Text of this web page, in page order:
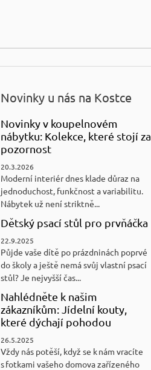
Novinky u nás na Kostce
Novinky v koupelnovém
nábytku: Kolekce, které stojí za
pozornost
20.3.2026
Moderní interiér dnes klade důraz na
jednoduchost, funkčnost a variabilitu.
Nábytek už není striktně...
Dětský psací stůl pro prvňáčka
22.9.2025
Půjde vaše dítě po prázdninách poprvé
do školy a ještě nemá svůj vlastní psací
stůl? Je nejvyšší čas...
Nahlédněte k našim
zákazníkům: Jídelní kouty,
které dýchají pohodou
26.5.2025
Vždy nás potěší, když se k nám vracíte
s fotkami vašeho domova zařízeného